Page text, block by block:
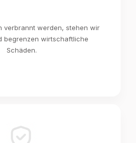
verbrannt werden, stehen wir
begrenzen wirtschaftliche
Schäden.